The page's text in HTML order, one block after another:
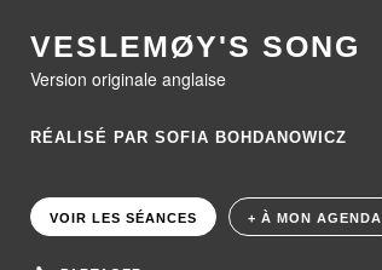
VESLEMØY'S SONG
Version originale anglaise
RÉALISÉ PAR SOFIA BOHDANOWICZ
VOIR LES SÉANCES + À MON AGENDA